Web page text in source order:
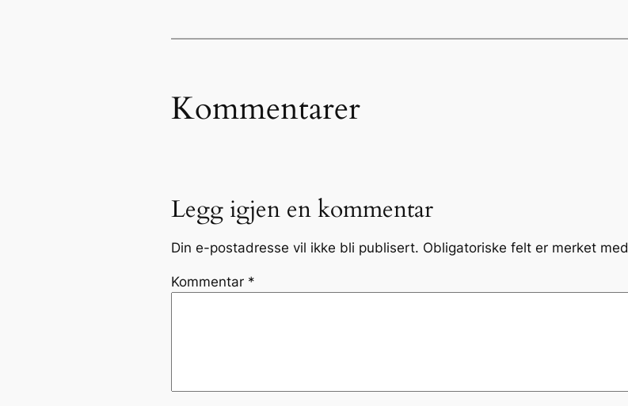
Kommentarer
Legg igjen en kommentar
Din e-postadresse vil ikke bli publisert. Obligatoriske felt er merket med
Kommentar *